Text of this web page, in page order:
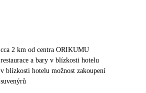
cca 2 km od centra ORIKUMU
restaurace a bary v blízkosti hotelu
v blízkosti hotelu možnost zakoupení
suvenýrů